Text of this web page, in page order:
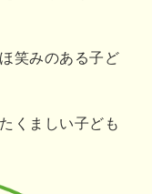
笑みのある子ど
くましい子ども